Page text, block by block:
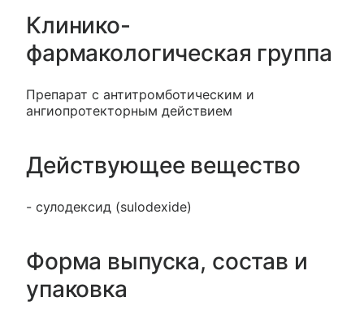
Клинико-
фармакологическая группа
Препарат с антитромботическим и
ангиопротекторным действием
Действующее вещество
- сулодексид (sulodexide)
Форма выпуска, состав и
упаковка